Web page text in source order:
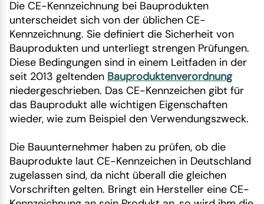
Die CE-Kennzeichnung bei Bauprodukten
unterscheidet sich von der üblichen CE-
Kennzeichnung. Sie definiert die Sicherheit von
Bauprodukten und unterliegt strengen Prüfungen.
Diese Bedingungen sind in einem Leitfaden in der
seit 2013 geltenden Bauproduktenverordnung
niedergeschrieben. Das CE-Kennzeichen gibt für
das Bauprodukt alle wichtigen Eigenschaften
wieder, wie zum Beispiel den Verwendungszweck.
Die Bauunternehmer haben zu prüfen, ob die
Bauprodukte laut CE-Kennzeichen in Deutschland
zugelassen sind, da nicht überall die gleichen
Vorschriften gelten. Bringt ein Hersteller eine CE-